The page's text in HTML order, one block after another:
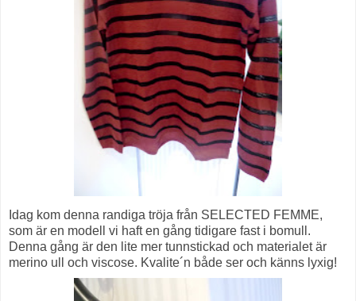
Idag kom denna randiga tröja från SELECTED FEMME,
som är en modell vi haft en gång tidigare fast i bomull.
Denna gång är den lite mer tunnstickad och materialet är
merino ull och viscose. Kvalite´n både ser och känns lyxig!